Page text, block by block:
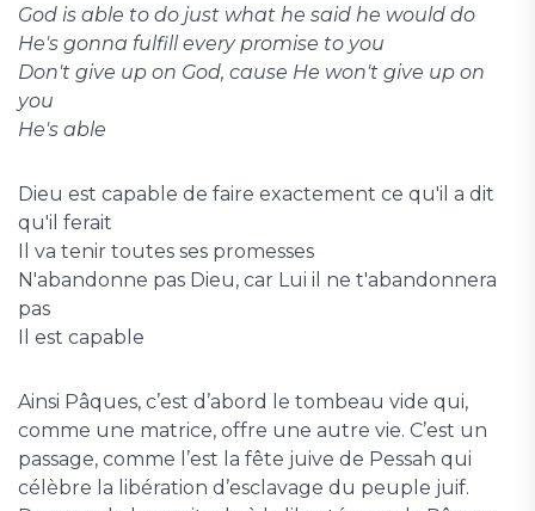
God is able to do just what he said he would do
He's gonna fulfill every promise to you
Don't give up on God, cause He won't give up on
you
He's able
Dieu est capable de faire exactement ce qu'il a dit
qu'il ferait
Il va tenir toutes ses promesses
N'abandonne pas Dieu, car Lui il ne t'abandonnera
pas
Il est capable
Ainsi Pâques, c’est d’abord le tombeau vide qui,
comme une matrice, offre une autre vie. C’est un
passage, comme l’est la fête juive de Pessah qui
célèbre la libération d’esclavage du peuple juif.